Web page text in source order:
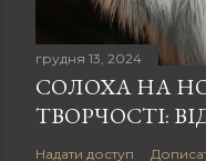
грудня 13, 2024
СОЛОХА НА
ТВОРЧОСТІ:
Надати доступ